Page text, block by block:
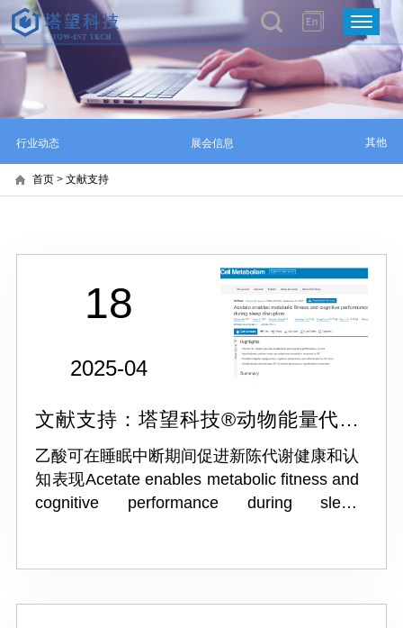
行业动态 展会信息 其他
首页 >文献支持
18
2025-04
文献支持：塔望科技®动物能量代谢
检测系统
乙酸可在睡眠中断期间促进新陈代谢健康和认
知表现Acetate enables metabolic fitness and
cognitive performance during sleep